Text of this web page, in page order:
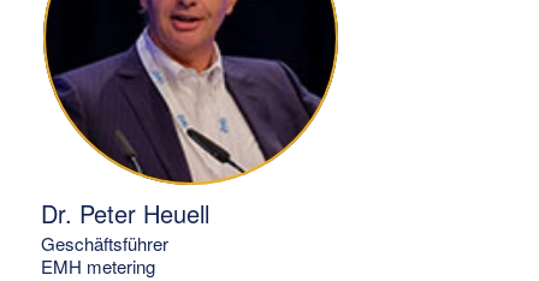
Dr. Peter Heuell
Geschäftsführer
EMH metering